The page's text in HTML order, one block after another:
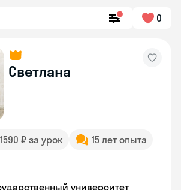
0
Светлана
₽ за урок
15 лет опыта
университет